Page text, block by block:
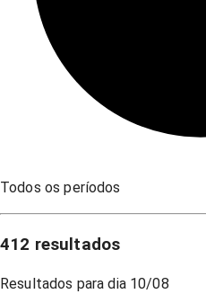
Todos os períodos
412 resultados
Resultados para dia 10/08